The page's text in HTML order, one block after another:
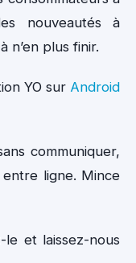
nouveautés à
n’en plus finir.
YO sur Android
communiquer,
ligne. Mince
et laissez-nous